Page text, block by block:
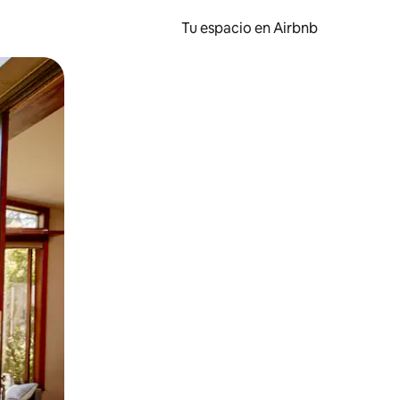
Tu espacio en Airbnb
tocando y deslizando la pantalla.